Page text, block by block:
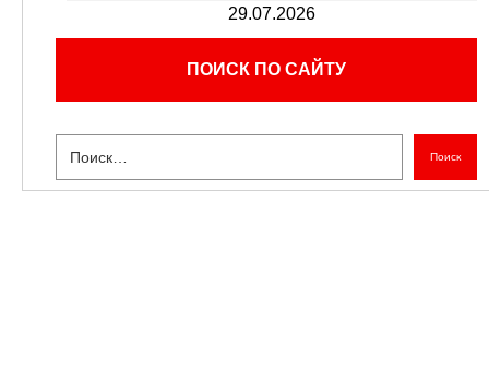
29.07.2026
ПОИСК ПО САЙТУ
Поиск